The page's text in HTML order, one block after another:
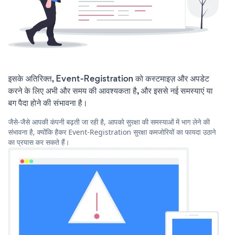
इसके अतिरिक्त, Event-Registration को कस्टमाइज़ और अपडेट
करने के लिए अभी और समय की आवश्यकता है, और इससे नई समस्याएं या
बग पैदा होने की संभावना है।
जैसे-जैसे आपकी कंपनी बढ़ती जा रही है, आपको सुरक्षा की समस्याओं में भाग लेने की
संभावना है, क्योंकि हैकर Event-Registration सुरक्षा कमजोरियों का फायदा उठाने
का प्रयास कर सकते हैं।